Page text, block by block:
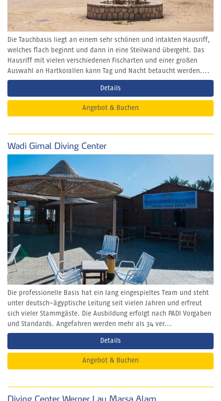
Die Tauchbasis liegt an einem sehr schönen und intakten Hausriff,
welches flach beginnt und dann in eine Steilwand übergeht. Das
Hausriff mit vielen verschiedenen Fischarten und einer großen
Auswahl an Hartkorallen kann Tag und Nacht betaucht werden....
Details
Angebot & Buchen
Wadi Gimal Diving Center
Die professionelle Basis hat ein lang eingespieltes Team und steht
unter deutsch-ägyptische Leitung seit vielen Jahren und erfreut
sich vieler Stammgäste. Die Ausbildung erfolgt nach PADI Vorgaben
und Standards. Angefahren werden mehr als 34 ver...
Details
Angebot & Buchen
Diving Center Werner Lau Marsa Alam